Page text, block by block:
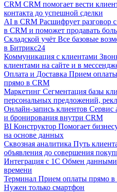
CRM CRM помогает вести
контакта до успешной сделки
AI в CRM Расшифрует разговор
в CRM и поможет продавать
Складской учёт Все базовые
в Битрикс24
Коммуникация с клиентами
клиентами на сайте и в
Оплата и Доставка Прием
прямо в CRM
Маркетинг Сегментация базы
персональных предложений,
Онлайн-запись клиентов Сервис
и бронирования внутри CRM
BI Конструктор Помогает
на основе данных
Сквозная аналитика Путь
объявления до совершения
Интеграция с 1С Обмен данными
времени
Терминал Прием оплаты прямо
Нужен только смартфон